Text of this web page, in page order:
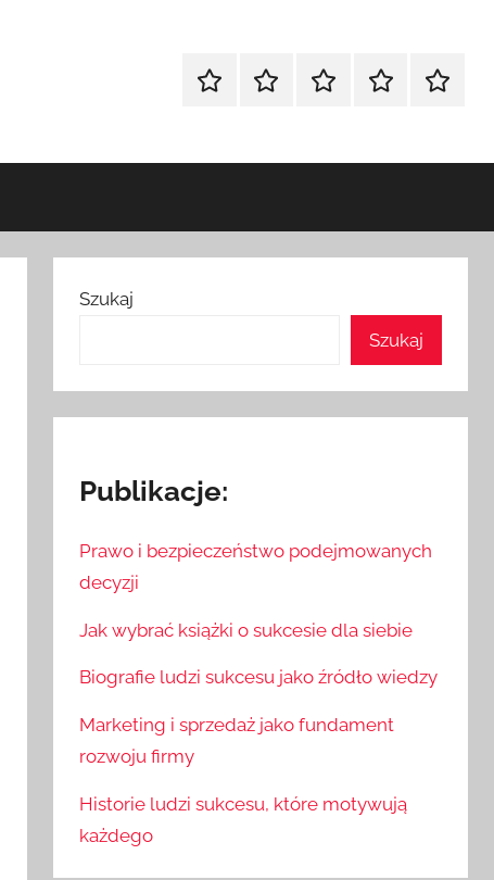
Strona
PolitykaWpisy
SEO
Szukaj
Szukaj
Publikacje:
Prawo i bezpieczeństwo podejmowanych
decyzji
Jak wybrać książki o sukcesie dla siebie
Biografie ludzi sukcesu jako źródło wiedzy
Marketing i sprzedaż jako fundament
rozwoju firmy
Historie ludzi sukcesu, które motywują
każdego